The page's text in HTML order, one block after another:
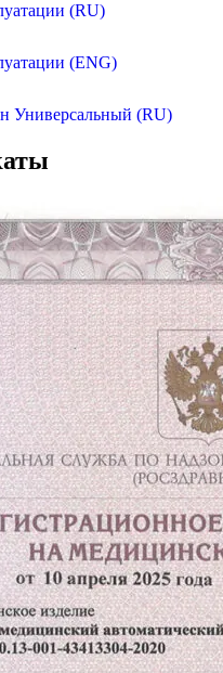
(RU)
(ENG)
Универсальный (RU)